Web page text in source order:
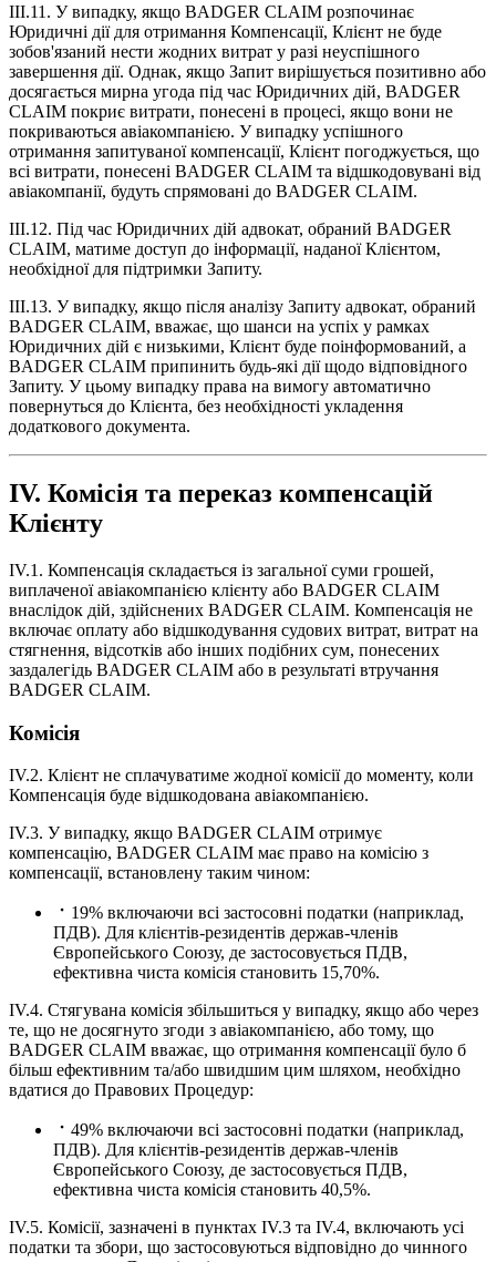
III.11. У випадку, якщо BADGER CLAIM розпочинає
Юридичні дії для отримання Компенсації, Клієнт не буде
зобов'язаний нести жодних витрат у разі неуспішного
завершення дії. Однак, якщо Запит вирішується позитивно або
досягається мирна угода під час Юридичних дій, BADGER
CLAIM покриє витрати, понесені в процесі, якщо вони не
покриваються авіакомпанією. У випадку успішного
отримання запитуваної компенсації, Клієнт погоджується, що
всі витрати, понесені BADGER CLAIM та відшкодовувані від
авіакомпанії, будуть спрямовані до BADGER CLAIM.
III.12. Під час Юридичних дій адвокат, обраний BADGER
CLAIM, матиме доступ до інформації, наданої Клієнтом,
необхідної для підтримки Запиту.
III.13. У випадку, якщо після аналізу Запиту адвокат, обраний
BADGER CLAIM, вважає, що шанси на успіх у рамках
Юридичних дій є низькими, Клієнт буде поінформований, а
BADGER CLAIM припинить будь-які дії щодо відповідного
Запиту. У цьому випадку права на вимогу автоматично
повернуться до Клієнта, без необхідності укладення
додаткового документа.
IV. Комісія та переказ компенсацій
Клієнту
IV.1. Компенсація складається із загальної суми грошей,
виплаченої авіакомпанією клієнту або BADGER CLAIM
внаслідок дій, здійснених BADGER CLAIM. Компенсація не
включає оплату або відшкодування судових витрат, витрат на
стягнення, відсотків або інших подібних сум, понесених
заздалегідь BADGER CLAIM або в результаті втручання
BADGER CLAIM.
Комісія
IV.2. Клієнт не сплачуватиме жодної комісії до моменту, коли
Компенсація буде відшкодована авіакомпанією.
IV.3. У випадку, якщо BADGER CLAIM отримує
компенсацію, BADGER CLAIM має право на комісію з
компенсації, встановлену таким чином:
19% включаючи всі застосовні податки (наприклад,
ПДВ). Для клієнтів-резидентів держав-членів
Європейського Союзу, де застосовується ПДВ,
ефективна чиста комісія становить 15,70%.
IV.4. Стягувана комісія збільшиться у випадку, якщо або через
те, що не досягнуто згоди з авіакомпанією, або тому, що
BADGER CLAIM вважає, що отримання компенсації було б
більш ефективним та/або швидшим цим шляхом, необхідно
вдатися до Правових Процедур:
49% включаючи всі застосовні податки (наприклад,
ПДВ). Для клієнтів-резидентів держав-членів
Європейського Союзу, де застосовується ПДВ,
ефективна чиста комісія становить 40,5%.
IV.5. Комісії, зазначені в пунктах IV.3 та IV.4, включають усі
податки та збори, що застосовуються відповідно до чинного